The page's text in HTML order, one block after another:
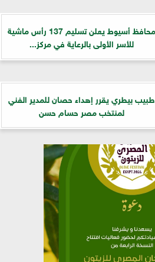
محافظ أسيوط يعلن تسليم 137 رأس ماشية
للأسر الأولى بالرعاية في مركز...
طبيب بيطري يقرر إهداء حصان للمدير الفني
لمنتخب مصر حسام حسن